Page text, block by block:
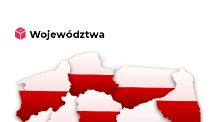
Województwa